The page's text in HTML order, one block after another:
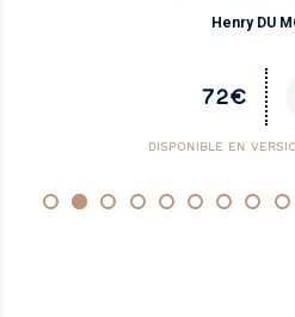
Henry DU
72€
DISPONIBLE EN